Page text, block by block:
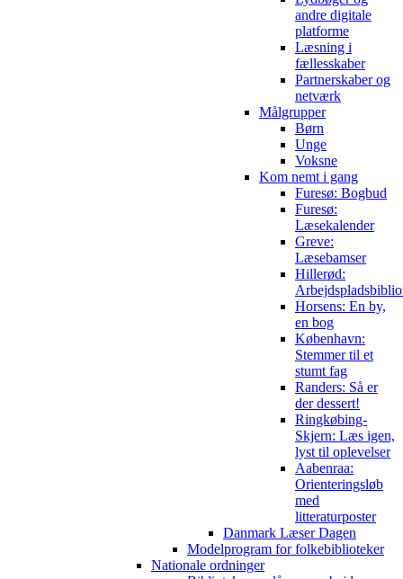
andre digitale
platforme
Læsning i
fællesskaber
Partnerskaber og
netværk
Målgrupper
Børn
Unge
Voksne
Kom nemt i gang
Furesø: Bogbud
Furesø:
Læsekalender
Greve:
Læsebamser
Hillerød:
Horsens: En by,
en bog
København:
Stemmer til et
stumt fag
Randers: Så er
der dessert!
Ringkøbing-
Skjern: Læs igen,
lyst til oplevelser
Aabenraa:
Orienteringsløb
med
litteraturposter
Danmark Læser Dagen
Modelprogram for folkebiblioteker
Nationale ordninger